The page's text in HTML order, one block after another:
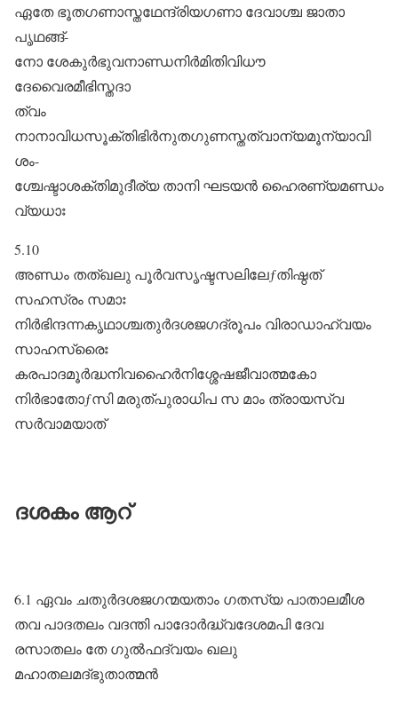
ഏതേ ഭൂതഗണാസ്തഥേന്ദ്രിയഗണാ ദേവാശ്ച ജാതാ
പൃഥങ്ങ്‌-
നോ ശേകുർഭുവനാണ്ഡനിർമിതിവിധൗ
ദേവൈരമീഭിസ്തദാ
ത്വം
നാനാവിധസൂക്തിഭിർനുതഗുണസ്തത്വാന്യമൂന്യാവി
ശം-
ശ്ചേഷ്ടാശക്തിമുദീര്യ താനി ഘടയൻ ഹൈരണ്യമണ്ഡം
വ്യധാഃ
5.10
അണ്ഡം തത്ഖലു പൂർവസൃഷ്ടസലിലേƒതിഷ്ഠത്‌
സഹസ്രം സമാഃ
നിർഭിന്ദന്നകൃഥാശ്ചതുർദശജഗദ്രൂപം വിരാഡാഹ്വയം
സാഹസ്രൈഃ
കരപാദമൂർദ്ധനിവഹൈർനിശ്ശേഷജീവാത്മകോ
നിർഭാതോƒസി മരുത്പുരാധിപ സ മാം ത്രായസ്വ
സർവാമയാത്‌
ദശകം ആറ്
6.1 ഏവം ചതുർദശജഗന്മയതാം ഗതസ്യ പാതാലമീശ
തവ പാദതലം വദന്തി പാദോർദ്ധ്വദേശമപി ദേവ
രസാതലം തേ ഗുൽഫദ്വയം ഖലു
മഹാതലമദ്ഭുതാത്മൻ